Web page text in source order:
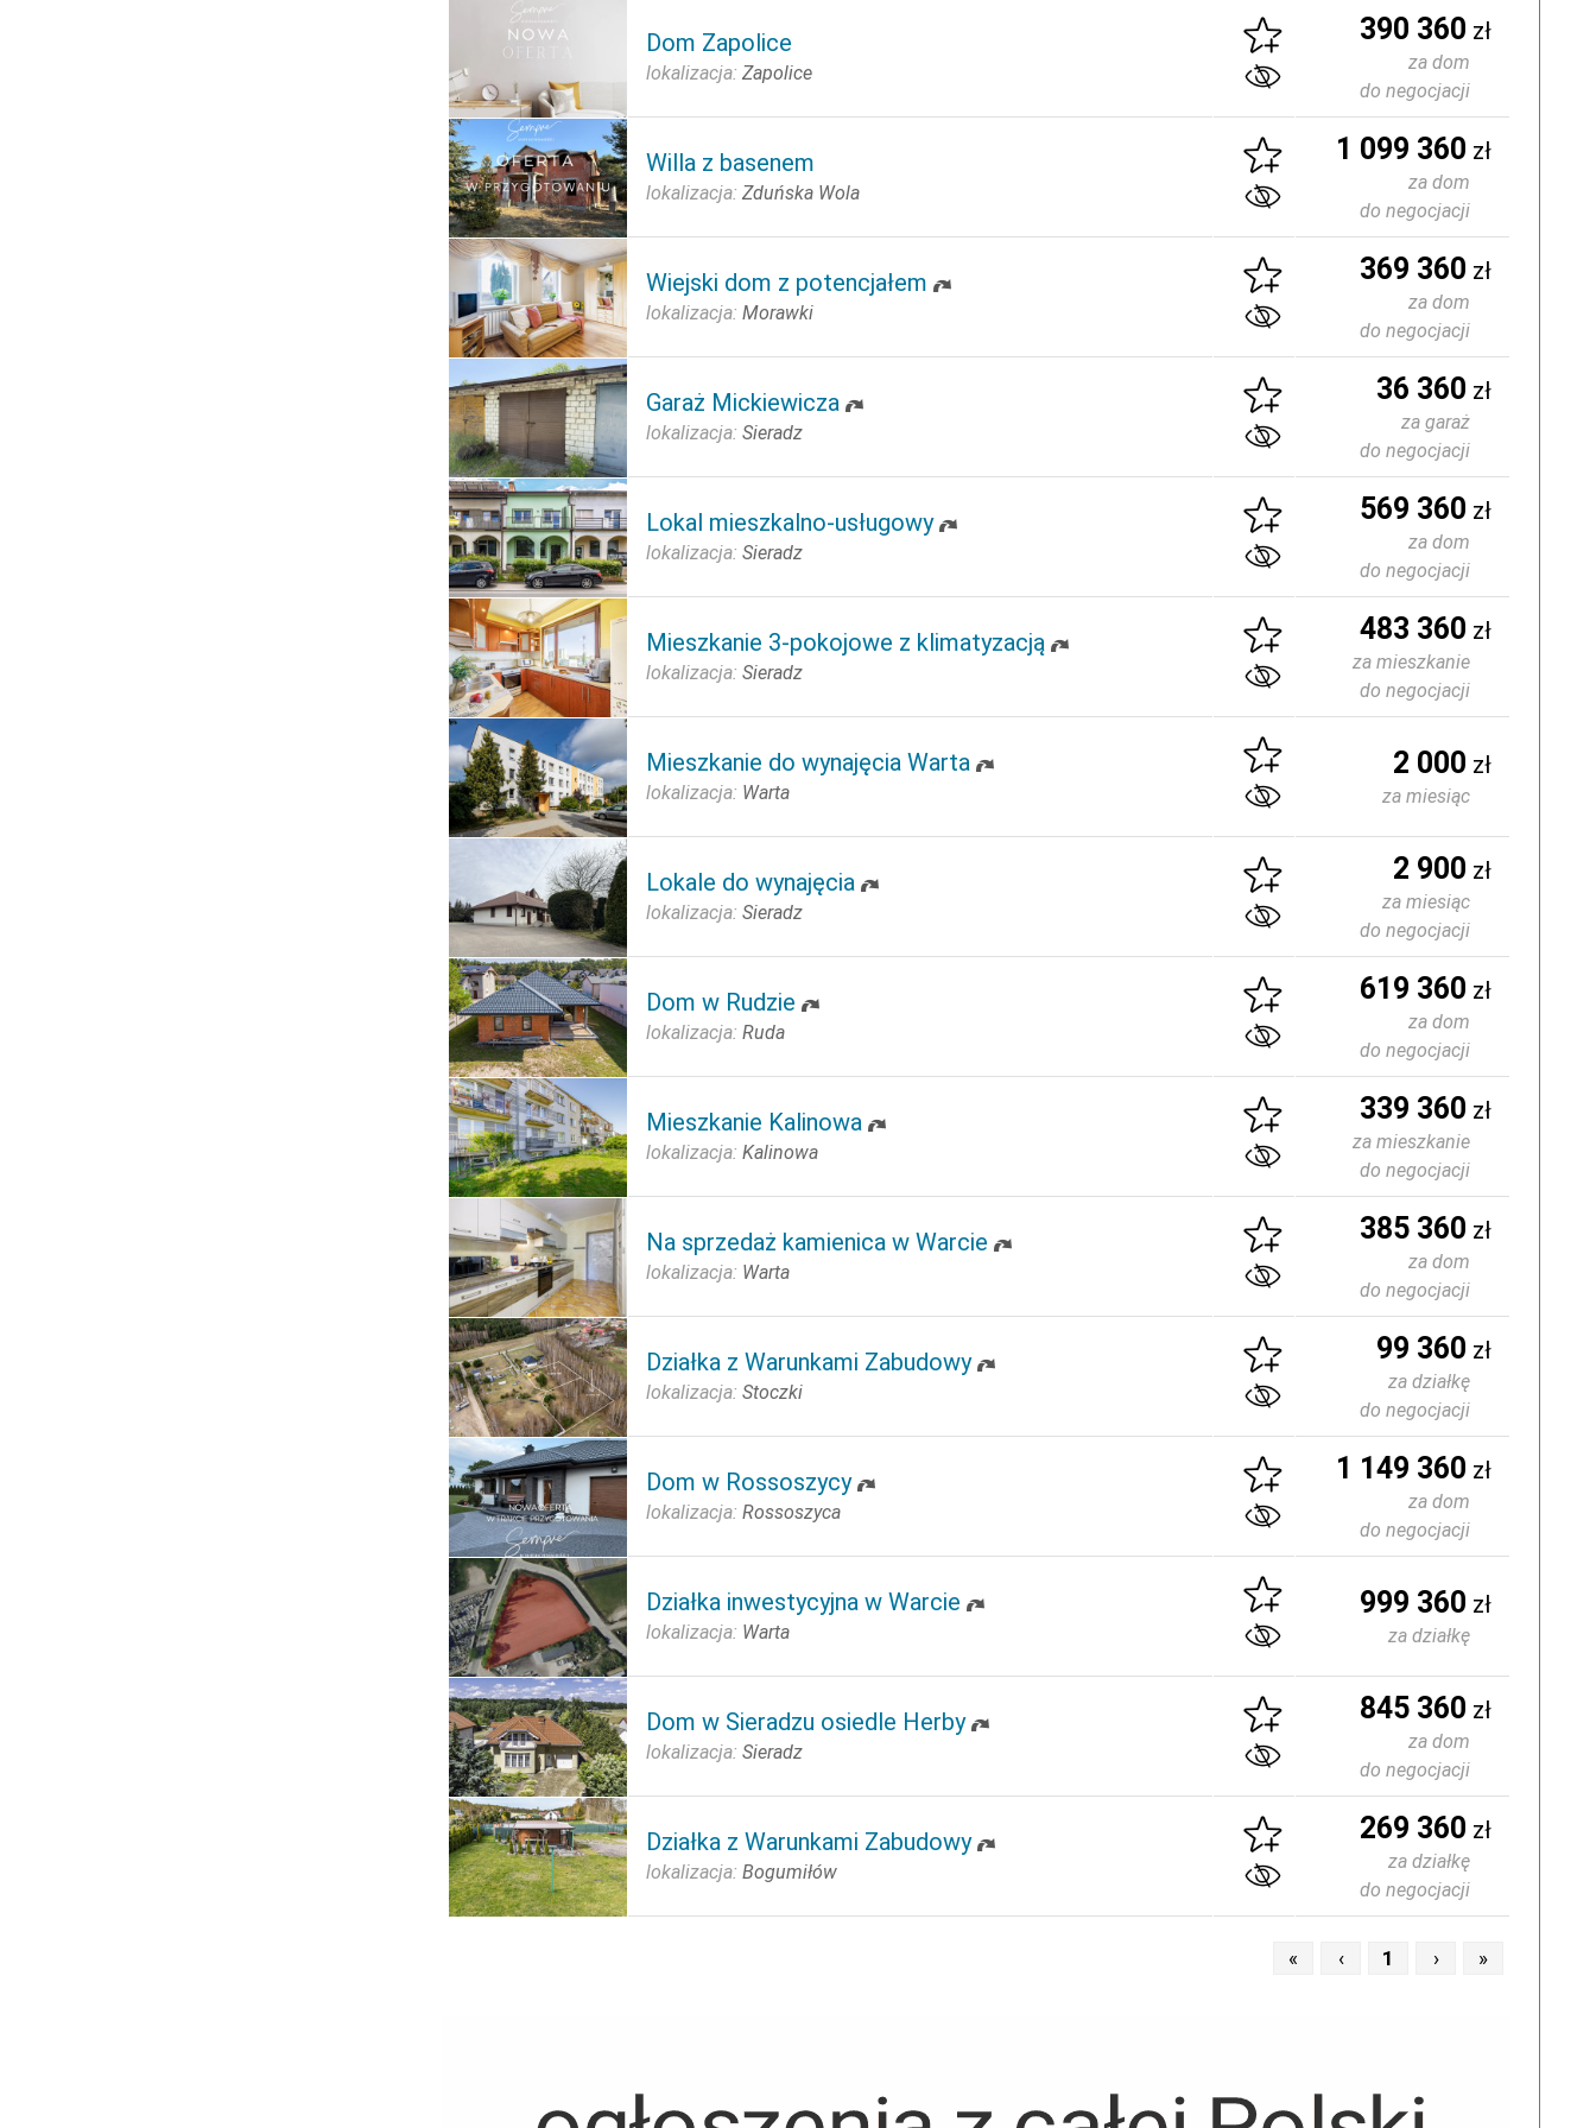
Dom Zapolice
lokalizacja: Zapolice
390 360 zł
za dom
do negocjacji
Willa z basenem
lokalizacja: Zduńska Wola
1 099 360 zł
za dom
do negocjacji
Wiejski dom z potencjałem
lokalizacja: Morawki
369 360 zł
za dom
do negocjacji
Garaż Mickiewicza
lokalizacja: Sieradz
36 360 zł
za garaż
do negocjacji
Lokal mieszkalno-usługowy
lokalizacja: Sieradz
569 360 zł
za dom
do negocjacji
Mieszkanie 3-pokojowe z klimatyzacją
lokalizacja: Sieradz
483 360 zł
za mieszkanie
do negocjacji
Mieszkanie do wynajęcia Warta
lokalizacja: Warta
2 000 zł
za miesiąc
Lokale do wynajęcia
lokalizacja: Sieradz
2 900 zł
za miesiąc
do negocjacji
Dom w Rudzie
lokalizacja: Ruda
619 360 zł
za dom
do negocjacji
Mieszkanie Kalinowa
lokalizacja: Kalinowa
339 360 zł
za mieszkanie
do negocjacji
Na sprzedaż kamienica w Warcie
lokalizacja: Warta
385 360 zł
za dom
do negocjacji
Działka z Warunkami Zabudowy
lokalizacja: Stoczki
99 360 zł
za działkę
do negocjacji
Dom w Rossoszycy
lokalizacja: Rossoszyca
1 149 360 zł
za dom
do negocjacji
Działka inwestycyjna w Warcie
lokalizacja: Warta
999 360 zł
za działkę
Dom w Sieradzu osiedle Herby
lokalizacja: Sieradz
845 360 zł
za dom
do negocjacji
Działka z Warunkami Zabudowy
lokalizacja: Bogumiłów
269 360 zł
za działkę
do negocjacji
« ‹ 1 › »